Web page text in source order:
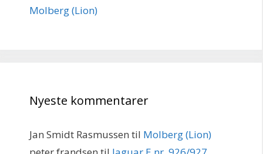
Molberg (Lion)
Nyeste kommentarer
Jan Smidt Rasmussen til Molberg (Lion)